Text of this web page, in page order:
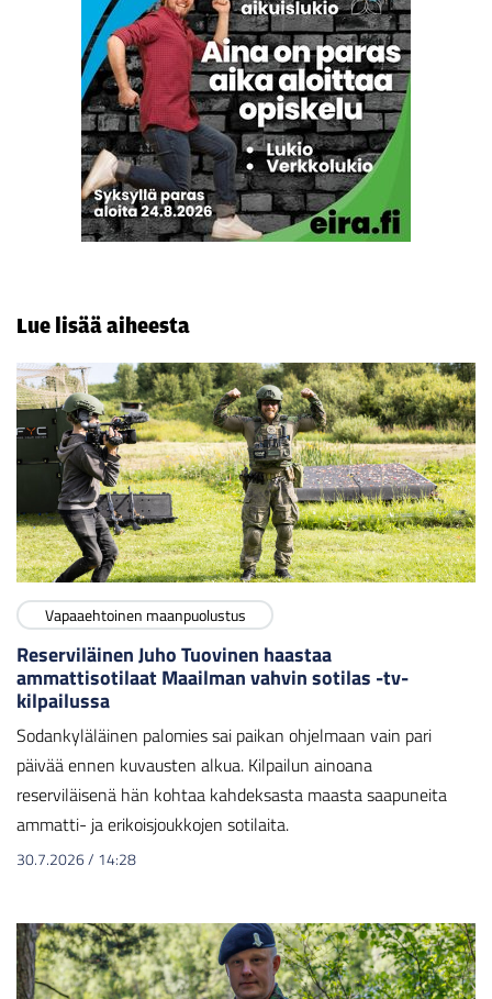
Lue lisää aiheesta
Vapaaehtoinen maanpuolustus
Reserviläinen Juho Tuovinen haastaa
ammattisotilaat Maailman vahvin sotilas -tv-
kilpailussa
Sodankyläläinen palomies sai paikan ohjelmaan vain pari
päivää ennen kuvausten alkua. Kilpailun ainoana
reserviläisenä hän kohtaa kahdeksasta maasta saapuneita
ammatti- ja erikoisjoukkojen sotilaita.
30.7.2026/ 14:28